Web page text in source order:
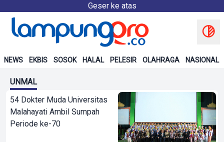
Geser ke atas
NEWS EKBIS SOSOK HALAL PELESIR OLAHRAGA NASIONAL
UNMAL
54 Dokter Muda Universitas
Malahayati Ambil Sumpah
Periode ke-70